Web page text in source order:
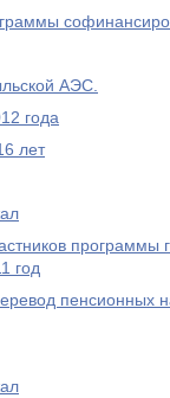
АЭС.
года
лет
программы
год
пенсионных